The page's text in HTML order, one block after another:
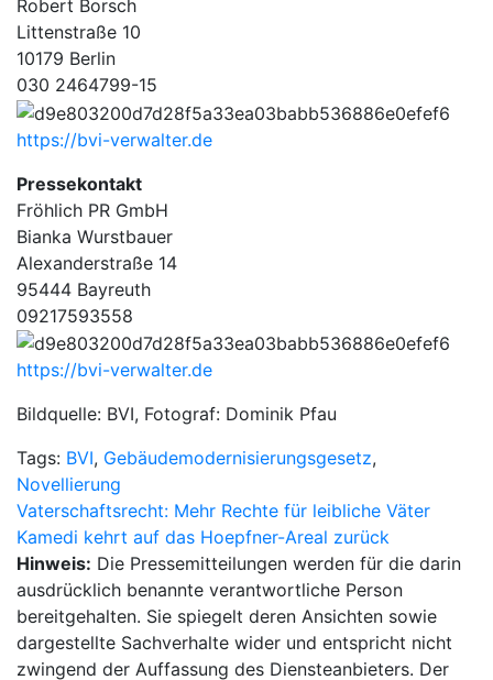
Robert Borsch
Littenstraße 10
10179 Berlin
030 2464799-15
https://bvi-verwalter.de
Pressekontakt
Fröhlich PR GmbH
Bianka Wurstbauer
Alexanderstraße 14
95444 Bayreuth
09217593558
https://bvi-verwalter.de
Bildquelle: BVI, Fotograf: Dominik Pfau
Tags: BVI, Gebäudemodernisierungsgesetz,
Novellierung
Beitragsnavigation
Vaterschaftsrecht: Mehr Rechte für leibliche Väter
Kamedi kehrt auf das Hoepfner-Areal zurück
Hinweis: Die Pressemitteilungen werden für die darin
ausdrücklich benannte verantwortliche Person
bereitgehalten. Sie spiegelt deren Ansichten sowie
dargestellte Sachverhalte wider und entspricht nicht
zwingend der Auffassung des Diensteanbieters. Der